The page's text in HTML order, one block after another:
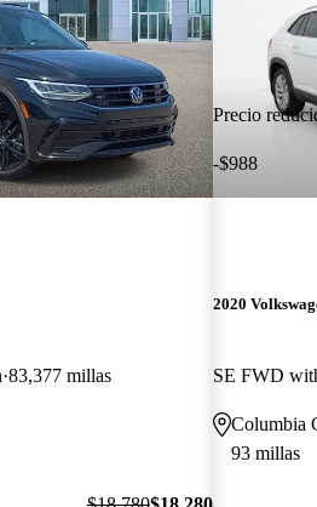
83,377 millas
Precio
-$988
2020
SE FWD
Columbia
93 millas